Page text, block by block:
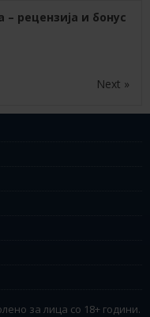
рецензија и бонус
Next »
за лица со 18+ години.